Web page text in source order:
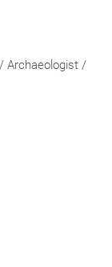
Archaeologist /